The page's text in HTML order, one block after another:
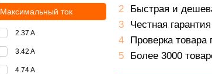
Быстрая и
Честная
Проверка товара
Более 3000
Максимальный ток
2.37 A
3.42 A
4.74 A